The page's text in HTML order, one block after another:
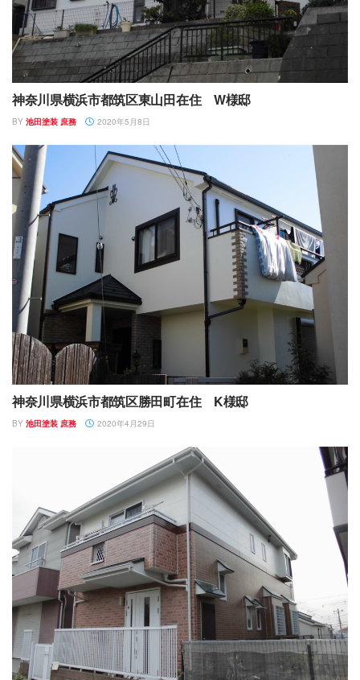
神奈川県横浜市都筑区東山田在住 W様邸
BY 池田塗装 庶務 2020年5月8日
神奈川県横浜市都筑区勝田町在住 K様邸
BY 池田塗装 庶務 2020年4月29日